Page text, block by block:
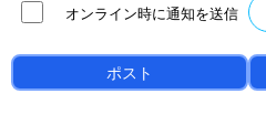
オンライン時に通知を送信
ポスト